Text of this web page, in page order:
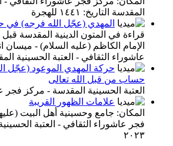
المقدسة التاريخ: ١٤٤١ للهجرة
المهدي (عجّل الله فرجه) في
قراءة في المتون الدينية المقدسة قبل
الإمام الكاظم (عليه السلام) - ميسان
عاشوراء الثقافي - العتبة الحسينية
حركة المهدي الموعود (عجّل
حساب من قبل الله تعالى
العتبة الحسينية المقدسة - مركز فجر
علامات الظهور القريبة
المكان: جامع وحسينية أهل البيت
فجر عاشوراء الثقافي - العتبة
٢٠٢٣